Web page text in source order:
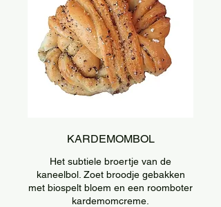
KARDEMOMBOL
Het subtiele broertje van de
kaneelbol. Zoet broodje gebakken
met biospelt bloem en een roomboter
kardemomcreme.